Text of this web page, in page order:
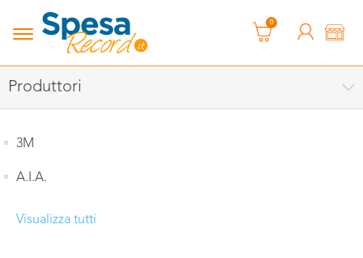
0
Produttori
3M
A.I.A.
Visualizza tutti